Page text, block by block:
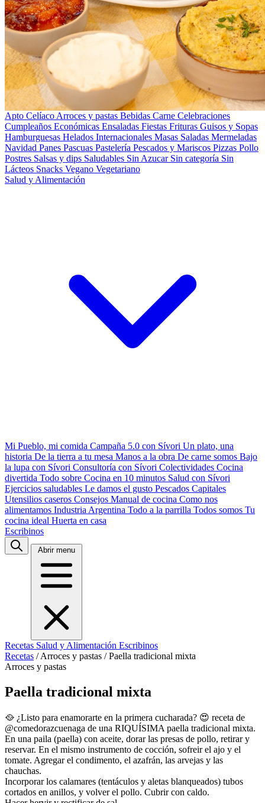
Apto Celíaco Arroces y pastas Bebidas Carne Celebraciones
Cumpleaños Económicas Ensaladas Fiestas Frituras Guisos y Sopas
Hamburguesas Helados Internacionales Masas Saladas Mermeladas
Navidad Panes Pascuas Pastelería Pescados y Mariscos Pizzas Pollo
Postres Salsas y dips Saludables Sin Azucar Sin categoría Sin
Lácteos Snacks Vegano Vegetariano
Salud y Alimentación
Mi Pueblo, mi comida Campaña 5.0 con Sívori Un plato, una
historia De la tierra a tu mesa Manos a la obra De carne somos Bajo
la lupa con Sívori Consultoría con Sívori Colectividades Cocina
divertida Todo sobre Cocina en 10 minutos Salud con Sívori
Ejercicios saludables Le damos el gusto Pescados Capitales
Utensilios caseros Consejos Manual de cocina Como nos
alimentamos Industria Argentina Todo a la parrilla Todos somos Tu
cocina ideal Huerta en casa
Escribinos
Abrir menu
Recetas Salud y Alimentación Escribinos
Recetas / Arroces y pastas / Paella tradicional mixta
Arroces y pastas
Paella tradicional mixta
🥘 ¿Listo para enamorarte en la primera cucharada? 😍 receta de
@comedorazcuenaga de una RIQUÍSIMA paella tradicional mixta.
En una paila (paella) con aceite, dorar las presas de pollo, retirar y
reservar. En el mismo instrumento de cocción, sofreir el ajo y el
tomate. Agregar el condimento, el azafrán, las arvejas y las
chauchas.
Incorporar los calamares (tentáculos y aletas blanqueados) tubos
cortados en anillos, y volver el pollo. Cubrir con caldo.